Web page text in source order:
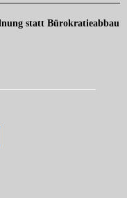
statt Bürokratieabbau